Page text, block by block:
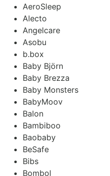
AeroSleep
Alecto
Angelcare
Asobu
b.box
Baby Björn
Baby Brezza
Baby Monsters
BabyMoov
Balon
Bambiboo
Baobaby
BeSafe
Bibs
Bombol